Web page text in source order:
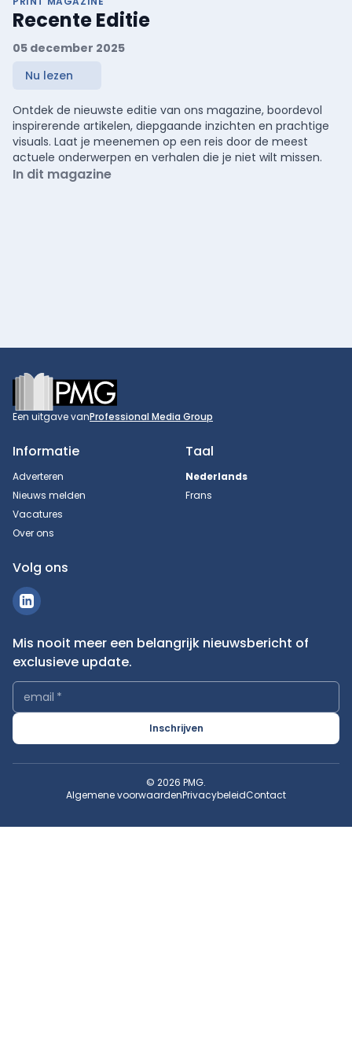
Recente Editie
05 december 2025
Nu lezen
Ontdek de nieuwste editie van ons magazine, boordevol
inspirerende artikelen, diepgaande inzichten en prachtige
visuals. Laat je meenemen op een reis door de meest
actuele onderwerpen en verhalen die je niet wilt missen.
In dit magazine
Footer
Een uitgave vanProfessional Media Group
Informatie
Adverteren
Nieuws melden
Vacatures
Over ons
Taal
Nederlands
Frans
Volg ons
Mis nooit meer een belangrijk nieuwsbericht of
exclusieve update.
email *
Inschrijven
© 2026 PMG.
Algemene voorwaardenPrivacybeleidContact